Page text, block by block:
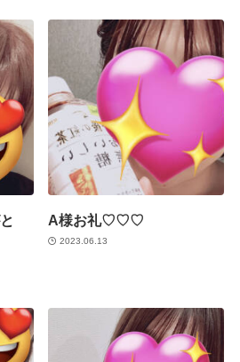
A様お礼♡♡♡
2023.06.13